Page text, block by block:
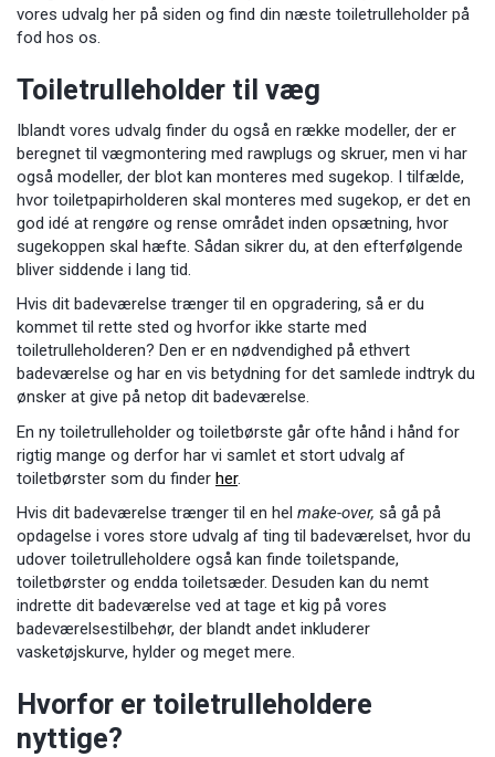
vores udvalg her på siden og find din næste toiletrulleholder på
fod hos os.
Toiletrulleholder til væg
Iblandt vores udvalg finder du også en række modeller, der er
beregnet til vægmontering med rawplugs og skruer, men vi har
også modeller, der blot kan monteres med sugekop. I tilfælde,
hvor toiletpapirholderen skal monteres med sugekop, er det en
god idé at rengøre og rense området inden opsætning, hvor
sugekoppen skal hæfte. Sådan sikrer du, at den efterfølgende
bliver siddende i lang tid.
Hvis dit badeværelse trænger til en opgradering, så er du
kommet til rette sted og hvorfor ikke starte med
toiletrulleholderen? Den er en nødvendighed på ethvert
badeværelse og har en vis betydning for det samlede indtryk du
ønsker at give på netop dit badeværelse.
En ny toiletrulleholder og toiletbørste går ofte hånd i hånd for
rigtig mange og derfor har vi samlet et stort udvalg af
toiletbørster som du finder her.
Hvis dit badeværelse trænger til en hel make-over, så gå på
opdagelse i vores store udvalg af ting til badeværelset, hvor du
udover toiletrulleholdere også kan finde toiletspande,
toiletbørster og endda toiletsæder. Desuden kan du nemt
indrette dit badeværelse ved at tage et kig på vores
badeværelsestilbehør, der blandt andet inkluderer
vasketøjskurve, hylder og meget mere.
Hvorfor er toiletrulleholdere
nyttige?